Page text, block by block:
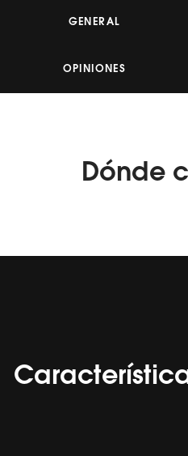
valoración.
Enlace
la
GENERAL
OPINIONES
Dónde